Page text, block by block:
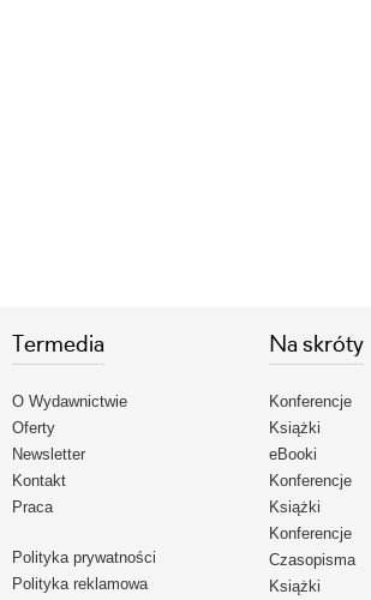
Termedia
O Wydawnictwie
Oferty
Newsletter
Kontakt
Praca
Polityka prywatności
Polityka reklamowa
Na skróty
Konferencje
Książki
eBooki
Konferencje
Książki
Konferencje
Czasopisma
Książki